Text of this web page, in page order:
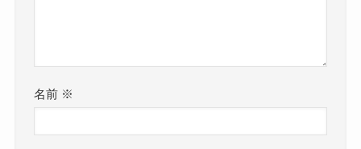
名前 ※